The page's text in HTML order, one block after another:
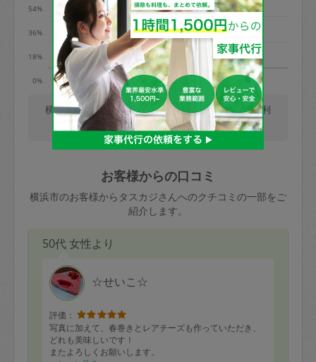
0%
18%
36%
54%
9時 13時
横浜市では、平日9時の利用が最も多く、平日13時の利
用が少ないです。(2026/08/07 時点での更新)
お客様からの口コミ
横浜市のお客様からタスカジさんへのクチコミの一部をご
紹介します。
50代 女性より
☆せいこ☆
評価：
写真に加えて、春巻きとレアチーズも作っていただき、
どれも美味しいです！
またよろしくお願いします。